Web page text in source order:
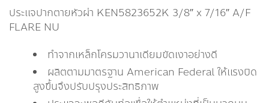
ประแจปากตายหัวผ่า KEN5823652K 3/8″ x 7/16″ A/F
FLARE NU
ทำจากเหล็กโครมวานาเดียมขัดเงาอย่างดี
ผลิตตามมาตรฐาน American Federal ให้แรงบิด
สูงขึ้นจึงปรับปรุงประสิทธิภาพ